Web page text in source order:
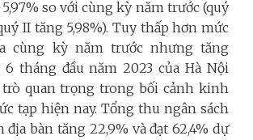
so với cùng kỳ năm trước (quý
II tăng 5,98%). Tuy thấp hơn mức
cùng kỳ năm trước nhưng tăng
6 tháng đầu năm 2023 của Hà Nội
quan trọng trong bối cảnh kinh
tạp hiện nay. Tổng thu ngân sách
bàn tăng 22,9% và đạt 62,4% dự